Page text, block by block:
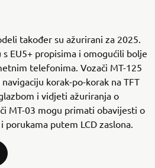
također su ažurirani za 2025.
s EU5+ propisima i omogućili bolje
telefonima. Vozači MT-125
korak-po-korak na TFT
i vidjeti ažuriranja o
MT-03 mogu primati obavijesti o
putem LCD zaslona.